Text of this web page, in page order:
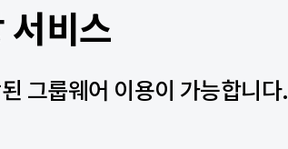
서비스
그룹웨어 이용이 가능합니다.